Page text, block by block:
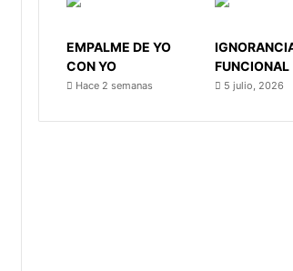
EMPALME DE YO
CON YO
Hace 2 semanas
FUNCIONAL
5 julio, 2026